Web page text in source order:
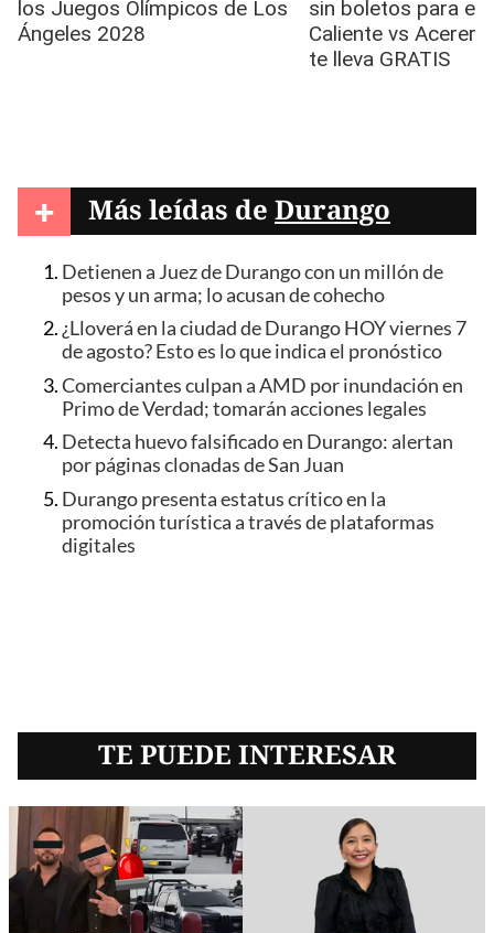
+ Más leídas de Durango
Detienen a Juez de Durango con un millón de
pesos y un arma; lo acusan de cohecho
¿Lloverá en la ciudad de Durango HOY viernes 7
de agosto? Esto es lo que indica el pronóstico
Comerciantes culpan a AMD por inundación en
Primo de Verdad; tomarán acciones legales
Detecta huevo falsificado en Durango: alertan
por páginas clonadas de San Juan
Durango presenta estatus crítico en la
promoción turística a través de plataformas
digitales
TE PUEDE INTERESAR